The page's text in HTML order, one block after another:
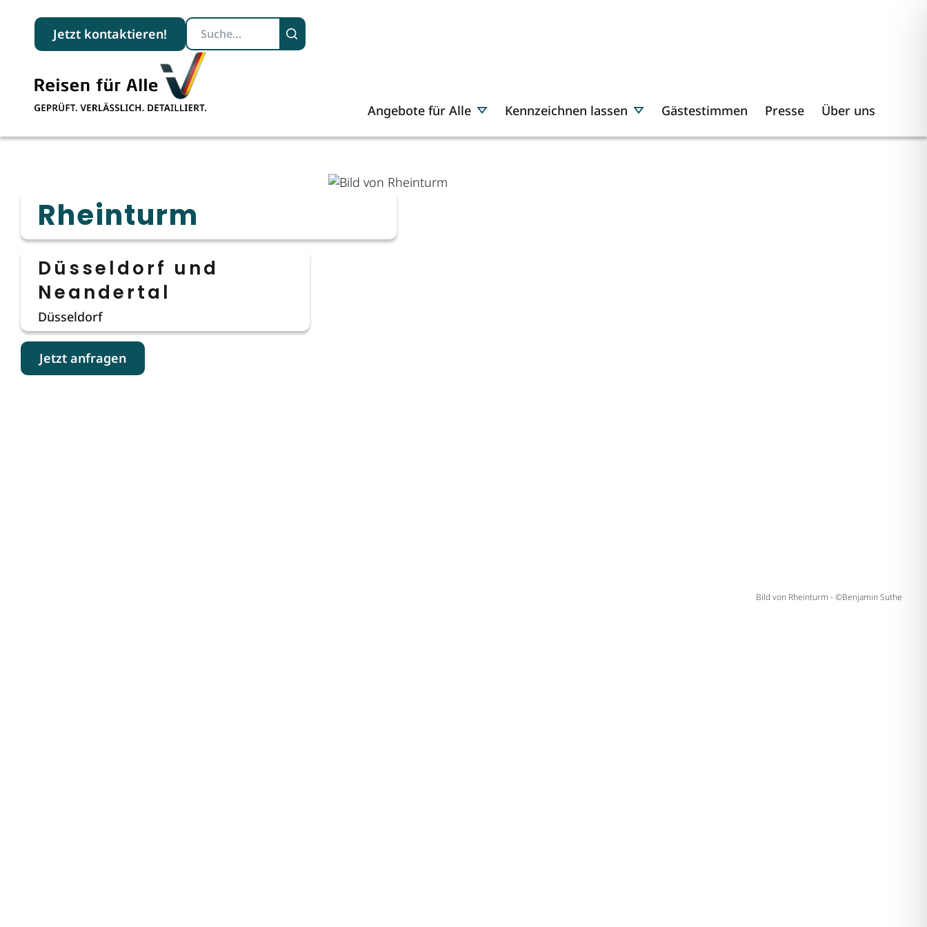
Angebote für Alle Kennzeichnen lassen Gästestimmen Presse Über uns
Jetzt kontaktieren!
Suchbegriff
Rheinturm
Düsseldorf und
Neandertal
Düsseldorf
Jetzt anfragen
Bild von Rheinturm - ©Benjamin Suthe